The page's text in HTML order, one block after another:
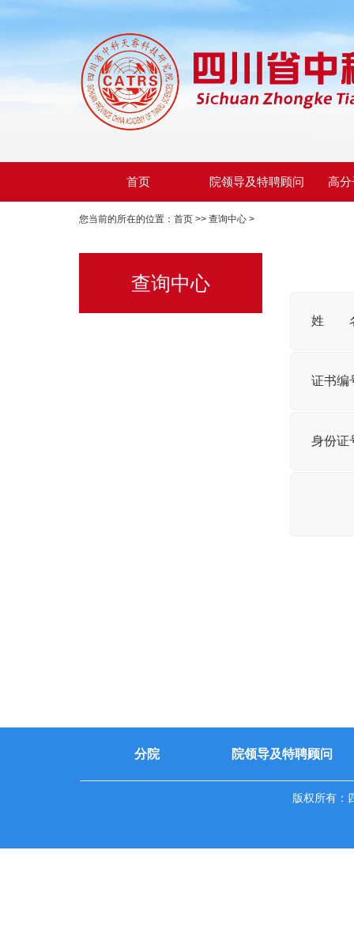
首页 院领导及特聘顾问 高
您当前的所在的位置： 首页 >> 查询中心 >
查询中心
姓
证书编
身份证
版权所有
分院 院领导及特聘顾问